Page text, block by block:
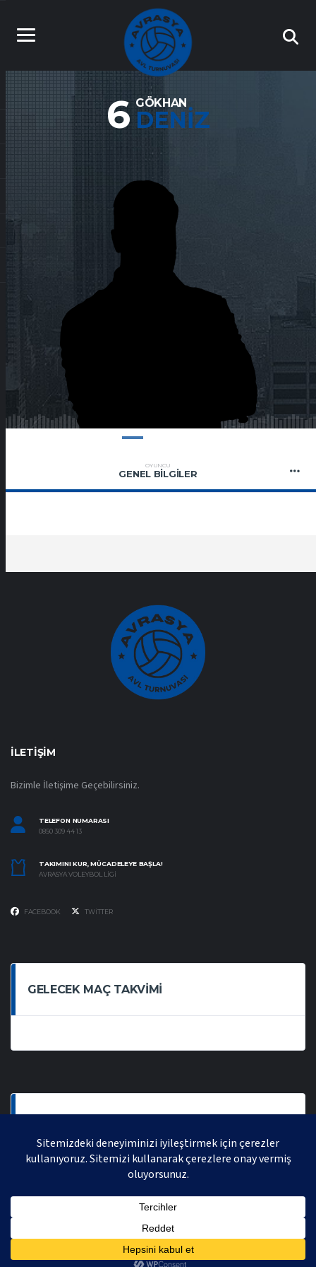
6 GÖKHAN
DENIZ
OYUNCU
GENEL BILGILER
İLETIŞIM
Bizimle İletişime Geçebilirsiniz.
TELEFON NUMARASI
0850 309 44 13
TAKIMINI KUR, MÜCADELEYE BAŞLA!
AVRASYA VOLEYBOL LIGI
FACEBOOK TWITTER
GELECEK MAÇ TAKVIMI
AVRASYA VOLEYBOL LIGI 2021 | AVRASYA SPORTIF FAALIYETLER ORGANIZASYONUDUR,
TÜM HAKLARI SAKLIDIR.